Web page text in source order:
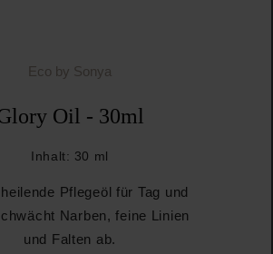
Eco by Sonya
Oil - 30ml
Inhalt: 30 ml
Pflegeöl für Tag und
Narben, feine Linien
und Falten ab.